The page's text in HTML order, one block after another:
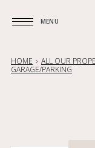
MENU
HOME ALL OUR
GARAGE/PARKING